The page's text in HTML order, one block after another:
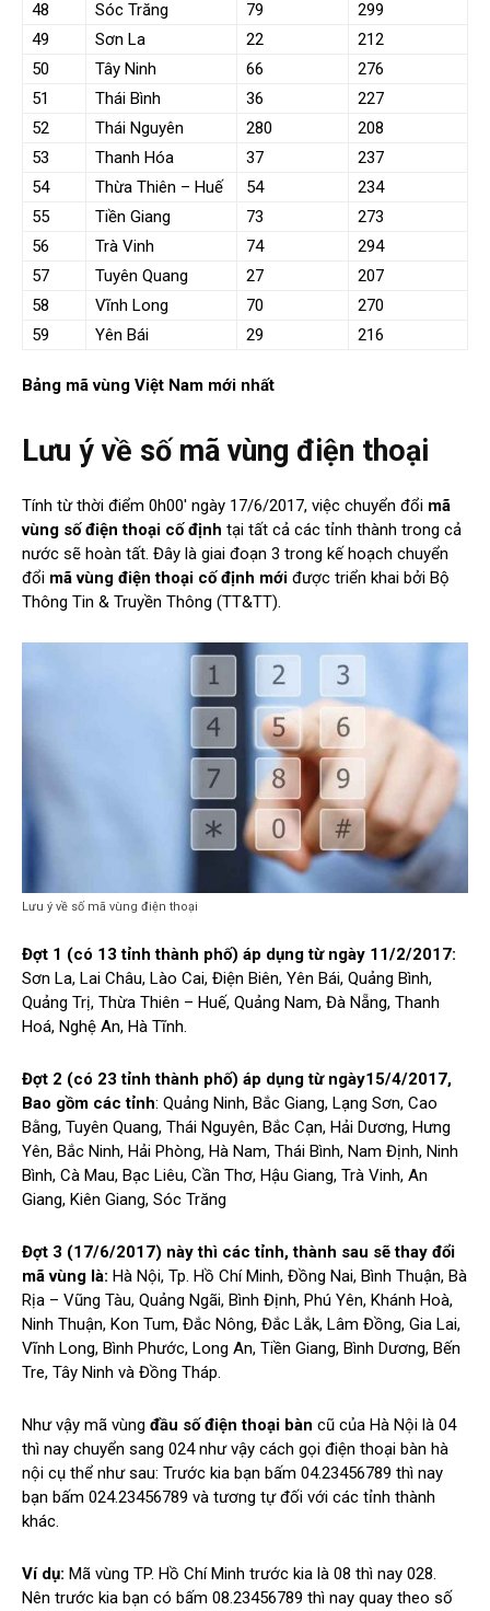
48 Sóc Trăng 79
299
49
Sơn La 22
212
50
Tây Ninh 66
276
51
Thái Bình 36
227
52
Thái Nguyên 280
208
53
Thanh Hóa 37
237
54
Thừa Thiên – Huế 54
234
55
Tiền Giang 73
273
56
Trà Vinh 74
294
57
Tuyên Quang 27
207
58
Vĩnh Long 70
270
59
Yên Bái 29 216
Bảng mã vùng Việt Nam mới nhất
Lưu ý về số mã vùng điện thoại
Tính từ thời điểm 0h00′ ngày 17/6/2017, việc chuyển đổi mã
vùng số điện thoại cố định tại tất cả các tỉnh thành trong cả
nước sẽ hoàn tất. Đây là giai đoạn 3 trong kế hoạch chuyển
đổi mã vùng điện thoại cố định mới được triển khai bởi Bộ
Thông Tin & Truyền Thông (TT&TT).
Lưu ý về số mã vùng điện thoại
Đợt 1 (có 13 tỉnh thành phố) áp dụng từ ngày 11/2/2017:
Sơn La, Lai Châu, Lào Cai, Điện Biên, Yên Bái, Quảng Bình,
Quảng Trị, Thừa Thiên – Huế, Quảng Nam, Đà Nẵng, Thanh
Hoá, Nghệ An, Hà Tĩnh.
Đợt 2 (có 23 tỉnh thành phố) áp dụng từ ngày15/4/2017,
Bao gồm các tỉnh: Quảng Ninh, Bắc Giang, Lạng Sơn, Cao
Bằng, Tuyên Quang, Thái Nguyên, Bắc Cạn, Hải Dương, Hưng
Yên, Bắc Ninh, Hải Phòng, Hà Nam, Thái Bình, Nam Định, Ninh
Bình, Cà Mau, Bạc Liêu, Cần Thơ, Hậu Giang, Trà Vinh, An
Giang, Kiên Giang, Sóc Trăng
Đợt 3 (17/6/2017) này thì các tỉnh, thành sau sẽ thay đổi
mã vùng là: Hà Nội, Tp. Hồ Chí Minh, Đồng Nai, Bình Thuận, Bà
Rịa – Vũng Tàu, Quảng Ngãi, Bình Định, Phú Yên, Khánh Hoà,
Ninh Thuận, Kon Tum, Đắc Nông, Đắc Lắk, Lâm Đồng, Gia Lai,
Vĩnh Long, Bình Phước, Long An, Tiền Giang, Bình Dương, Bến
Tre, Tây Ninh và Đồng Tháp.
Như vậy mã vùng đầu số điện thoại bàn cũ của Hà Nội là 04
thì nay chuyển sang 024 như vậy cách gọi điện thoại bàn hà
nội cụ thể như sau: Trước kia bạn bấm 04.23456789 thì nay
bạn bấm 024.23456789 và tương tự đối với các tỉnh thành
khác.
Ví dụ: Mã vùng TP. Hồ Chí Minh trước kia là 08 thì nay 028.
Nên trước kia bạn có bấm 08.23456789 thì nay quay theo số